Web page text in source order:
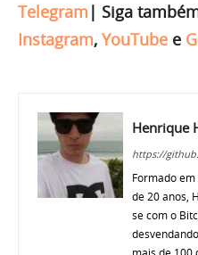
Telegram | Siga
Instagram, YouTube e
Henrique
https://
Formado
de 20 anos,
se com o